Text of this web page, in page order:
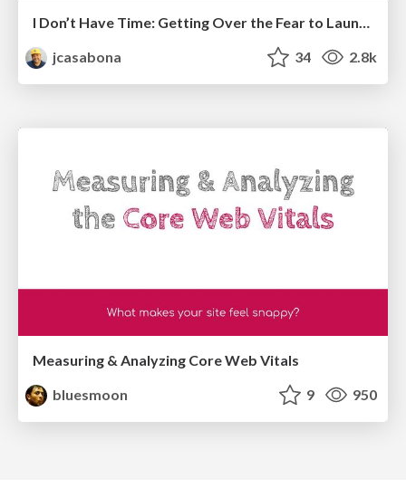
I Don’t Have Time: Getting Over the Fear to Launch Your Podcast
jcasabona
34 2.8k
Measuring & Analyzing Core Web Vitals
bluesmoon
9 950